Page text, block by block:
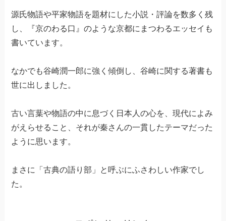
源氏物語や平家物語を題材にした小説・評論を数多く残
し、『京のわる口』のような京都にまつわるエッセイも
書いています。
なかでも谷崎潤一郎に強く傾倒し、谷崎に関する著書も
世に出しました。
古い言葉や物語の中に息づく日本人の心を、現代によみ
がえらせること、それが秦さんの一貫したテーマだった
ように思います。
まさに「古典の語り部」と呼ぶにふさわしい作家でし
た。